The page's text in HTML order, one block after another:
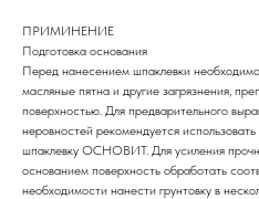
ПРИМИНЕНИЕ
Подготовка основания
Перед нанесением шпаклевки
масляные пятна и другие загрязнения,
поверхностью. Для предварительного
неровностей рекомендуется
шпаклевку ОСНОВИТ. Для усиления
основанием поверхность обработать
необходимости нанести грунтовку в